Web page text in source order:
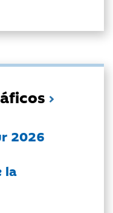
2026
la